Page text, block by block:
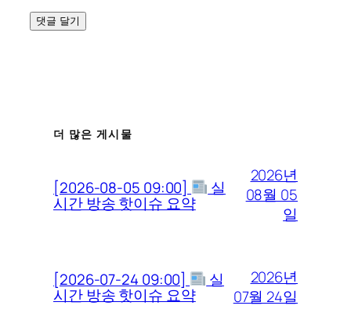
더 많은 게시물
[2026-08-05 09:00] 실
시간 방송 핫이슈 요약
2026년
08월 05
일
[2026-07-24 09:00] 실
시간 방송 핫이슈 요약
2026년
07월 24일